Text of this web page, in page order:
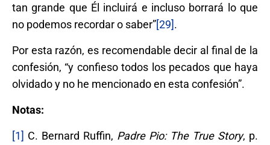
tan grande que Él incluirá e incluso borrará lo que
no podemos recordar o saber”[29].
Por esta razón, es recomendable decir al final de la
confesión, “y confieso todos los pecados que haya
olvidado y no he mencionado en esta confesión”.
Notas:
[1] C. Bernard Ruffin, Padre Pio: The True Story, p.